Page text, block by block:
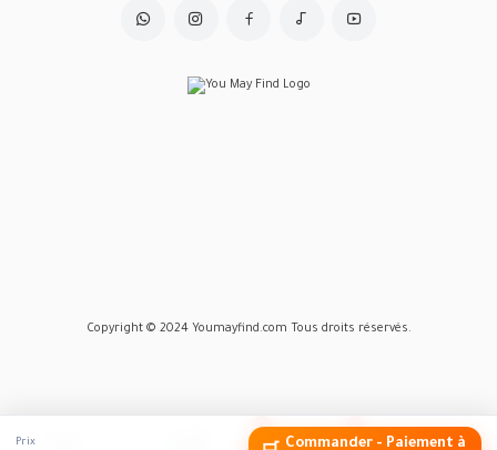
Copyright © 2024 Youmayfind.com Tous droits réservés.
Wishlist
0
Panier
0
Marketplace
Marketplace
Prix Commander - Paiement à